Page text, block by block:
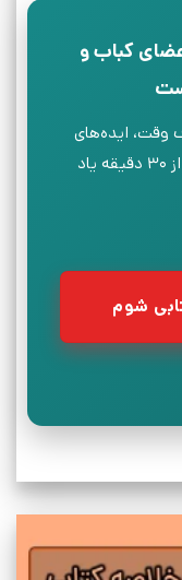
کباب و
وقت، ایده‌های
اصلی کتاب‌های مهم دنیا را در کمتر از ۳۰ دقیقه یاد
شوم